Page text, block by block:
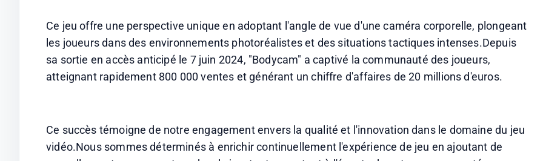
Ce jeu offre une perspective unique en adoptant l'angle de vue d'une caméra corporelle, plongeant
les joueurs dans des environnements photoréalistes et des situations tactiques intenses.Depuis
sa sortie en accès anticipé le 7 juin 2024, "Bodycam" a captivé la communauté des joueurs,
Ce succès témoigne de notre engagement envers la qualité et l'innovation dans le domaine du jeu
vidéo.Nous sommes déterminés à enrichir continuellement l'expérience de jeu en ajoutant de